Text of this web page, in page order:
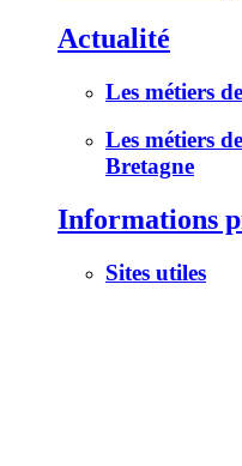
Actualité
Les métiers
Les métiers
Bretagne
Informations
Sites utiles